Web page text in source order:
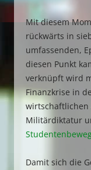
Mit diesem
rückwärts in
umfassenden,
diesen Punkt
verknüpft wird
Finanzkrise in
wirtschaftlichen
Militärdiktatur
Damit sich die